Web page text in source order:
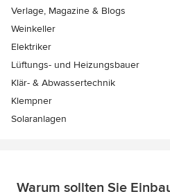
Verlage, Magazine & Blogs
Weinkeller
Elektriker
Lüftungs- und Heizungsbauer
Klär- & Abwassertechnik
Klempner
Solaranlagen
Warum sollten Sie